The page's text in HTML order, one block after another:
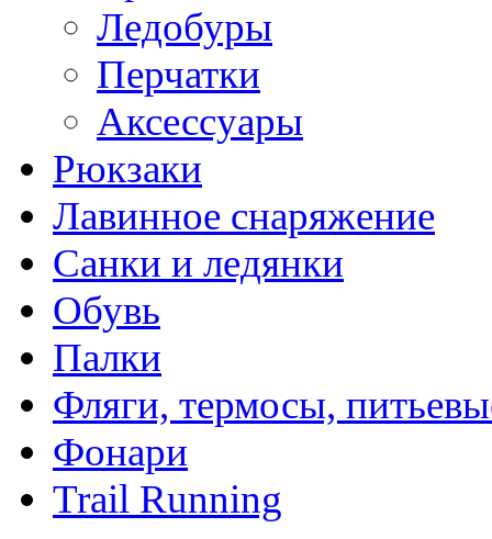
Ледобуры
Перчатки
Аксессуары
Рюкзаки
Лавинное снаряжение
Санки и ледянки
Обувь
Палки
Фляги, термосы,
Фонари
Trail Running